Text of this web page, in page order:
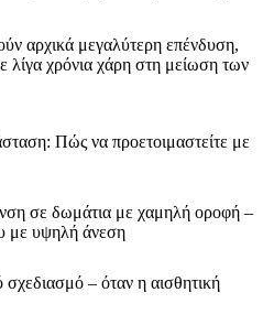
αρχικά μεγαλύτερη επένδυση,
λίγα χρόνια χάρη στη μείωση των
Πώς να προετοιμαστείτε με
σε δωμάτια με χαμηλή οροφή –
με υψηλή άνεση
σχεδιασμό – όταν η αισθητική